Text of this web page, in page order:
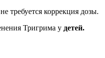
не требуется коррекция дозы.
Тригрима у детей.